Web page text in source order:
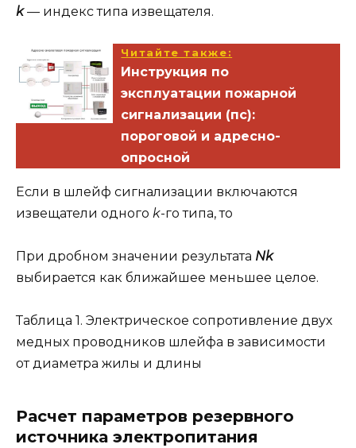
k— индекс типа извещателя.
Читайте также:
Инструкция по
эксплуатации пожарной
сигнализации (пс):
пороговой и адресно-
опросной
Если в шлейф сигнализации включаются
извещатели одного k-го типа, то
При дробном значении результата Nk
выбирается как ближайшее меньшее целое.
Таблица 1. Электрическое сопротивление двух
медных проводников шлейфа в зависимости
от диаметра жилы и длины
Расчет параметров резервного
источника электропитания